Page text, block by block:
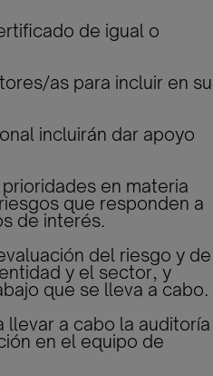
de igual o
as para incluir en su
incluirán dar apoyo
en materia
que responden a
de interés.
del riesgo y de
y el sector, y
que se lleva a cabo.
llevar a cabo la auditoría
en el equipo de